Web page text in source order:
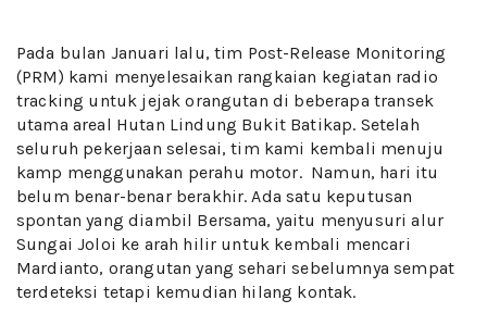
Pada bulan Januari lalu, tim Post-Release Monitoring
(PRM) kami menyelesaikan rangkaian kegiatan radio
tracking untuk jejak orangutan di beberapa transek
utama areal Hutan Lindung Bukit Batikap. Setelah
seluruh pekerjaan selesai, tim kami kembali menuju
kamp menggunakan perahu motor. Namun, hari itu
belum benar-benar berakhir. Ada satu keputusan
spontan yang diambil Bersama, yaitu menyusuri alur
Sungai Joloi ke arah hilir untuk kembali mencari
Mardianto, orangutan yang sehari sebelumnya sempat
terdeteksi tetapi kemudian hilang kontak.